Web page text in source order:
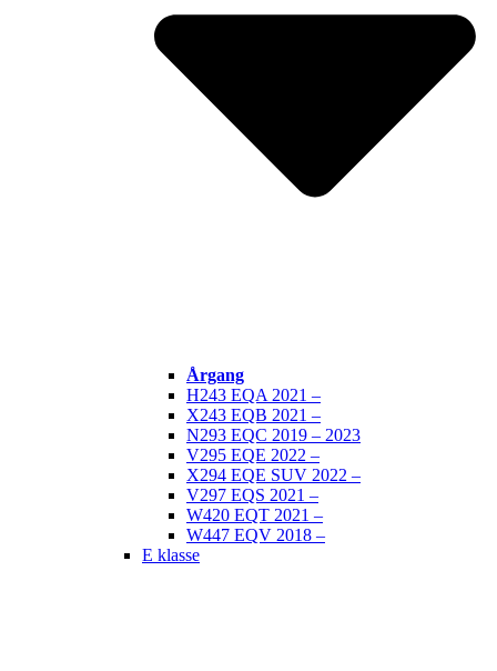
Årgang
H243 EQA 2021 –
X243 EQB 2021 –
N293 EQC 2019 – 2023
V295 EQE 2022 –
X294 EQE SUV 2022 –
V297 EQS 2021 –
W420 EQT 2021 –
W447 EQV 2018 –
E klasse